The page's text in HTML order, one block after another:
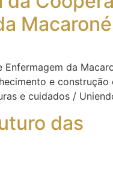
da
e construção
e cuidados /
das